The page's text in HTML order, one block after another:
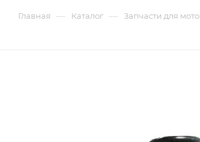
Главная — Каталог — Запчасти для